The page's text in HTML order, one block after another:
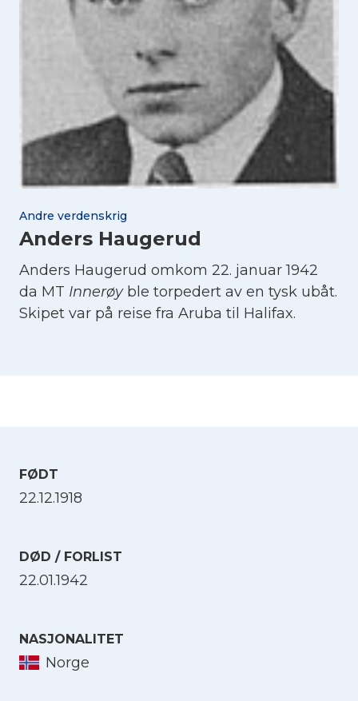
Andre verdenskrig
Anders Haugerud
Anders Haugerud omkom 22. januar 1942
da MT Innerøyble torpedert av en tysk ubåt.
Skipet var på reise fra Aruba til Halifax.
FØDT
22.12.1918
DØD / FORLIST
22.01.1942
NASJONALITET
Norge